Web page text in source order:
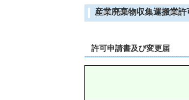
産業廃棄物収集運搬業
許可申請書及び変更届